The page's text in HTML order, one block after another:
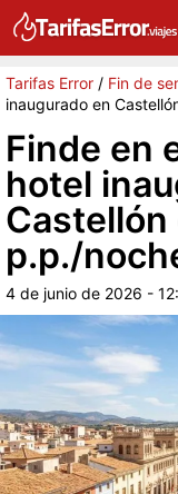
Tarifas Error / Fin de
inaugurado en
Finde en
hotel
p.p./
4 de junio de 2026 -
G Sigue a Tarifas